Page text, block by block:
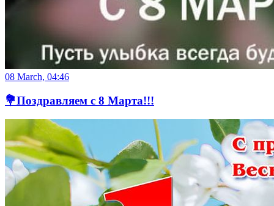
08 March, 04:46
💐Поздравляем с 8 Марта!!!